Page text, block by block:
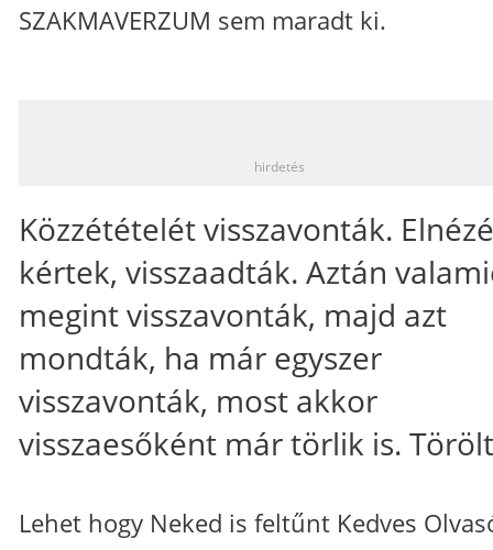
SZAKMAVERZUM sem maradt ki.
hirdetés
Közzétételét visszavonták.
kértek, visszaadták. Aztán
megint visszavonták, majd azt
mondták, ha már egyszer
visszavonták, most akkor
visszaesőként már törlik is.
Lehet hogy Neked is feltűnt Kedves